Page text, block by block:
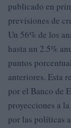
publicado en
previsiones de
Un 56% de los
hasta un 2.5%
puntos
anteriores. Esta
por el Banco de
proyecciones a
por las políticas